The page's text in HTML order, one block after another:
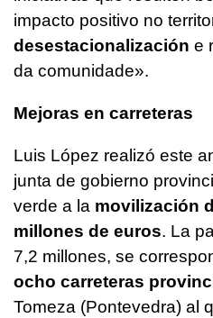
impacto positivo no
desestacionalización e
da comunidade».
Mejoras en carreteras
Luis López realizó este
junta de gobierno
verde a la movilización
millones de euros. La
7,2 millones, se
ocho carreteras
Tomeza (Pontevedra) al